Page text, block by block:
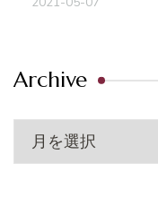
Archive
Archive